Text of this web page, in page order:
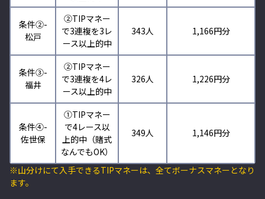
条件②-
松戸
②TIPマネー
で3連複を3レ
ース以上的中
343人 1,166円分
条件③-
福井
②TIPマネー
で3連複を4レ
ース以上的中
326人 1,226円分
条件④-
佐世保
①TIPマネー
で4レース以
上的中（賭式
なんでもOK）
349人 1,146円分
※山分けにて入手できるTIPマネーは、全てボーナスマネーとなり
ます。